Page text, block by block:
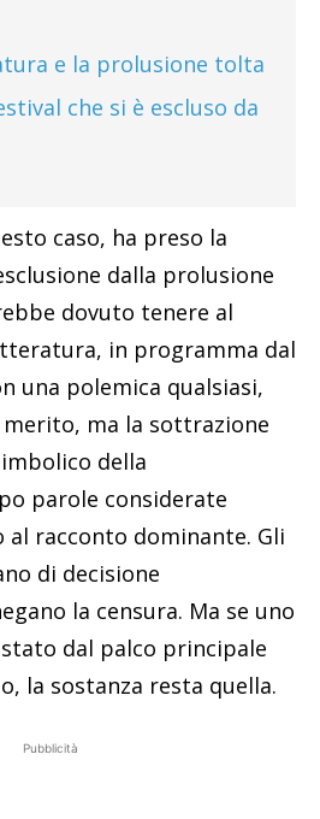
e la prolusione tolta
che si è escluso da
caso, ha preso la
dalla prolusione
dovuto tenere al
in programma dal
una polemica qualsiasi,
ma la sottrazione
della
parole considerate
racconto dominante. Gli
di decisione
la censura. Ma se uno
dal palco principale
la sostanza resta quella.
Pubblicità